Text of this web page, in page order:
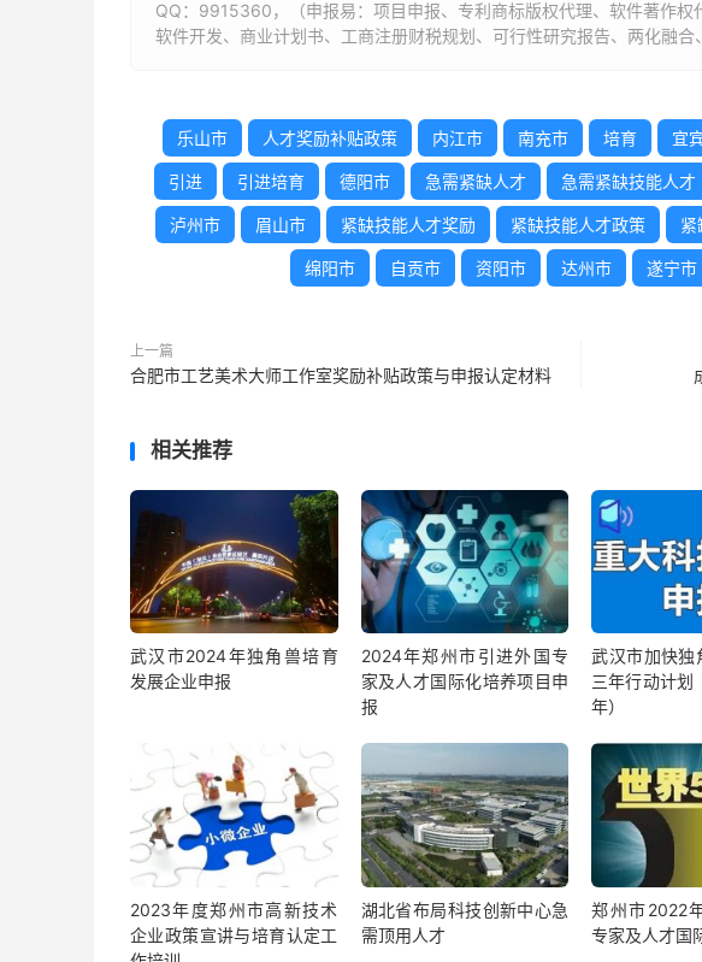
QQ：9915360，（申报易：项目申报、专利商标版权代理、软件著作权
软件开发、商业计划书、工商注册财税规划、可行性研究报告、两化融合
乐山市 人才奖励补贴政策 内江市 南充市 培育 宜
引进 引进培育 德阳市 急需紧缺人才 急需紧缺技能人才
泸州市 眉山市 紧缺技能人才奖励 紧缺技能人才政策 紧
绵阳市 自贡市 资阳市 达州市 遂宁市
上一篇
合肥市工艺美术大师工作室奖励补贴政策与申报认定材料
相关推荐
武汉市2024年独角兽培育
发展企业申报
2024年郑州市引进外国专
家及人才国际化培养项目申
报
武汉市加快独
三年行动计
年）
2023年度郑州市高新技术
企业政策宣讲与培育认定工
湖北省布局科技创新中心急
需顶用人才
郑州市2022
专家及人才国